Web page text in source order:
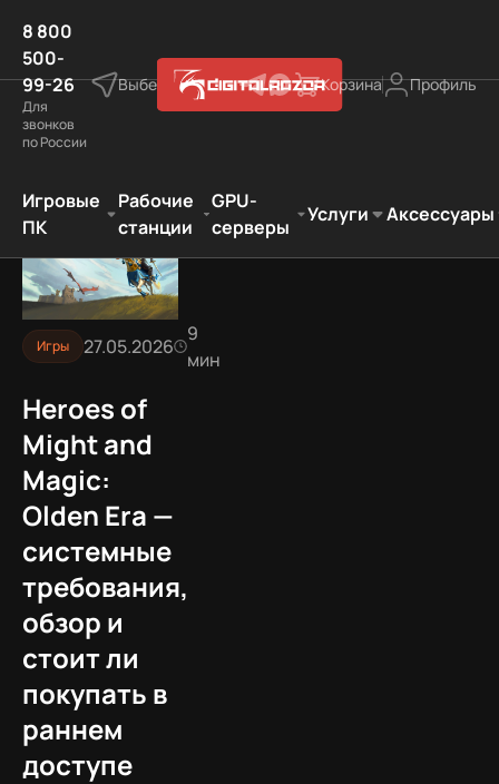
8 800
500-
99-26
Для
звонков
по России
Выберите город Корзина Профиль
Игровые
ПК
Рабочие
станции
GPU-
серверы
Услуги Аксессуары
Игры 27.05.2026
9
мин
Heroes of
Might and
Magic:
Olden Era —
системные
требования,
обзор и
стоит ли
покупать в
раннем
доступе